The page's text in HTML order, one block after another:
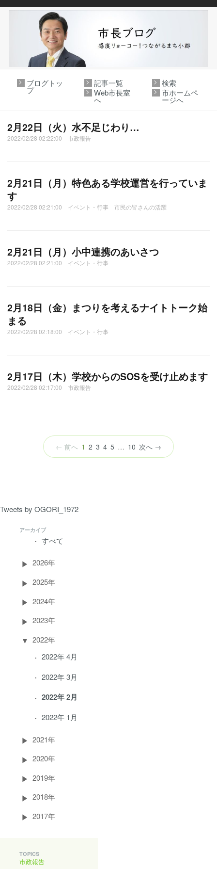
ブログトッ
プ
記事一覧
検索
Web市長室
へ
市ホームペ
ージへ
Tweets by OGORI_1972
アーカイブ
すべて
2026年
2025年
2024年
2023年
2022年
2022年 4月
2022年 3月
2022年 2月
2022年 1月
2021年
2020年
2019年
2018年
2017年
TOPICS
市政報告
2月22日（火）水不足じわり…
2022/02/28 02:22:00 市政報告
2月21日（月）特色ある学校運営を行っていま
す
2022/02/28 02:21:00 イベント・行事 市民の皆さんの活躍
2月21日（月）小中連携のあいさつ
2022/02/28 02:21:00 イベント・行事
2月18日（金）まつりを考えるナイトトーク始
まる
2022/02/28 02:18:00 イベント・行事
2月17日（木）学校からのSOSを受け止めます
2022/02/28 02:17:00 市政報告
← 前へ 1 （こ
の
2 3 4 5 … 10 次へ →